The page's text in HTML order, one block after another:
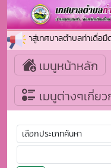
บเข้าสู่เทศบาลตำบลท่าเดื่อมืด
เมนูหน้าหลัก
เมนูต่างๆเกี่ย